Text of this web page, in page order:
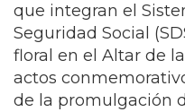
que integran el
Seguridad Social
floral en el Altar de
actos
de la promulgación